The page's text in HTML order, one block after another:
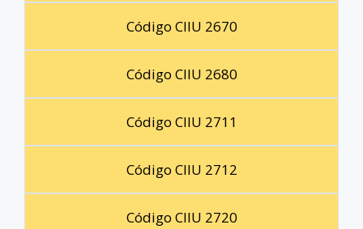
Código CIIU 2670
Código CIIU 2680
Código CIIU 2711
Código CIIU 2712
Código CIIU 2720